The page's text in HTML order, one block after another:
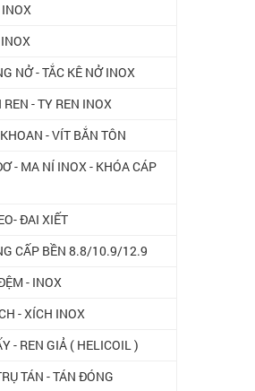
NỞ - TẮC KÊ NỞ INOX
- TY REN INOX
- VÍT BẮN TÔN
- MA NÍ INOX - KHÓA CÁP
ĐAI XIẾT
CẤP BỀN 8.8/10.9/12.9
- INOX
- XÍCH INOX
- REN GIẢ ( HELICOIL )
TÁN - TÁN ĐÓNG